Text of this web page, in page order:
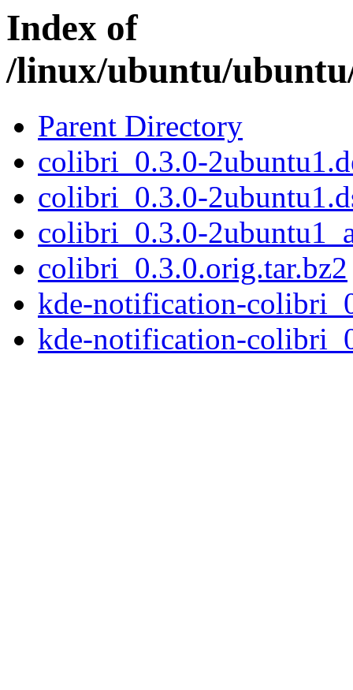
Index of
/linux/ubuntu/
Parent Directory
colibri_0.3.0-
colibri_0.3.0-
colibri_0.3.0-
colibri_0.3.0.orig.tar.bz2
kde-notification-
kde-notification-